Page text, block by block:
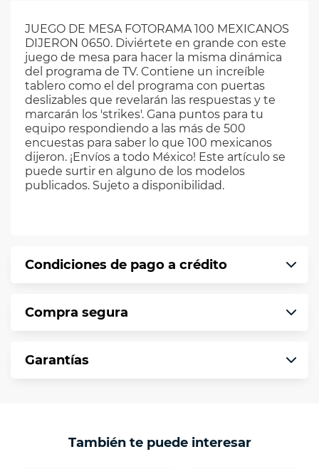
JUEGO DE MESA FOTORAMA 100 MEXICANOS
DIJERON 0650. Diviértete en grande con este
juego de mesa para hacer la misma dinámica
del programa de TV. Contiene un increíble
tablero como el del programa con puertas
deslizables que revelarán las respuestas y te
marcarán los 'strikes'. Gana puntos para tu
equipo respondiendo a las más de 500
encuestas para saber lo que 100 mexicanos
dijeron. ¡Envíos a todo México! Este artículo se
puede surtir en alguno de los modelos
publicados. Sujeto a disponibilidad.
Condiciones de pago a crédito
puntualmente. Al finalizar tu compra generas
*Sujeto a aprobación de crédito conforme a
norma de VIU.
Compra segura
segura de principio a fin.
- Certificados de seguridad SSL y Encriptación
Garantías
También te puede interesar